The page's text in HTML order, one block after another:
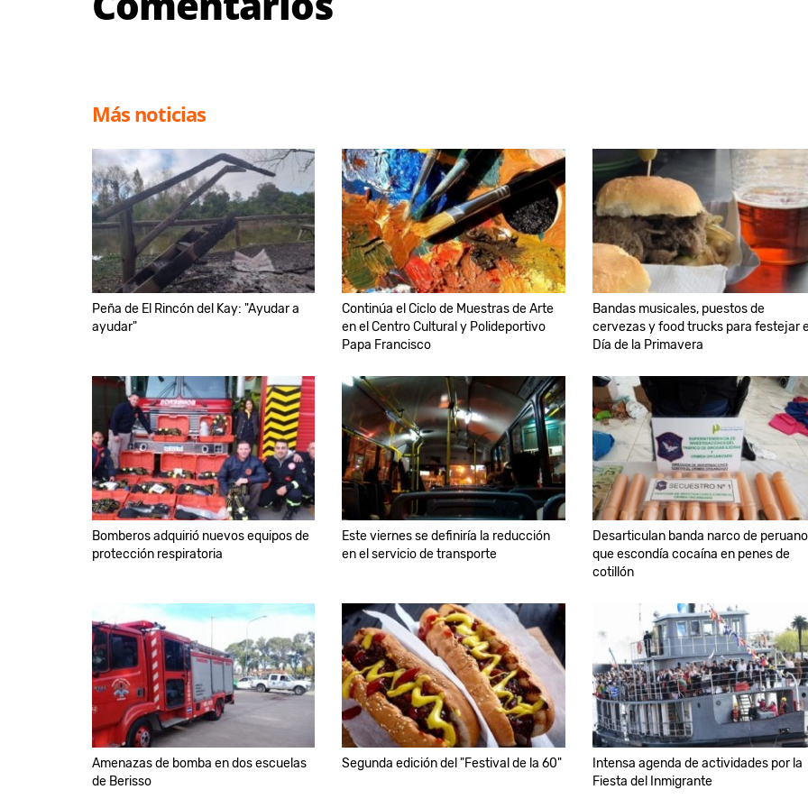
Más noticias
Peña de El Rincón del Kay: "Ayudar a
ayudar"
Continúa el Ciclo de Muestras de Arte
en el Centro Cultural y Polideportivo
Papa Francisco
Bandas musicales, puestos de
cervezas y food trucks para festejar
Día de la Primavera
Bomberos adquirió nuevos equipos de
protección respiratoria
Este viernes se definiría la reducción
en el servicio de transporte
Desarticulan banda narco de
que escondía cocaína en penes de
cotillón
Amenazas de bomba en dos escuelas
de Berisso
Segunda edición del "Festival de la 60"
Intensa agenda de actividades por la
Fiesta del Inmigrante